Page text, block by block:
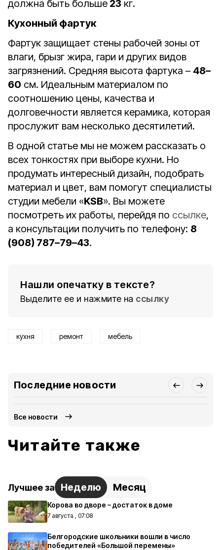
должна быть больше 23 кг.
Кухонный фартук
Фартук защищает стены рабочей зоны от
влаги, брызг жира, гари и других видов
загрязнений. Средняя высота фартука – 48–
60 см. Идеальным материалом по
соотношению цены, качества и
долговечности является керамика, которая
прослужит вам несколько десятилетий.
В одной статье мы не можем рассказать о
всех тонкостях при выборе кухни. Но
продумать интересный дизайн, подобрать
материал и цвет, вам помогут специалисты
студии мебели «KSB». Вы можете
посмотреть их работы, перейдя по ссылке,
а консультации получить по телефону: 8
(908) 787–79–43.
Нашли опечатку в тексте?
Выделите ее и нажмите на ссылку
кухня ремонт мебель
Последние новости
Все новости
Читайте также
Лучшее за Неделю Месяц
Корова во дворе – достаток в доме
7 августа , 07:08
Белгородские школьники вошли в число
победителей «Большой перемены»